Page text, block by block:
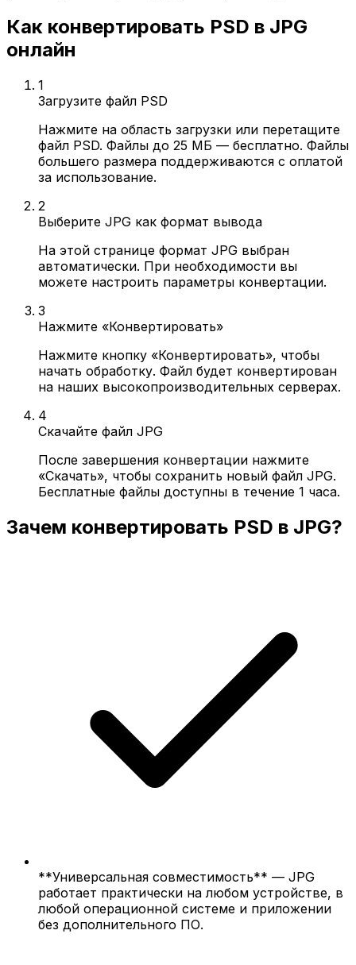
Как конвертировать PSD в JPG
онлайн
1
Загрузите файл PSD
Нажмите на область загрузки или перетащите
файл PSD. Файлы до 25 МБ — бесплатно. Файлы
большего размера поддерживаются с оплатой
за использование.
2
Выберите JPG как формат вывода
На этой странице формат JPG выбран
автоматически. При необходимости вы
можете настроить параметры конвертации.
3
Нажмите «Конвертировать»
Нажмите кнопку «Конвертировать», чтобы
начать обработку. Файл будет конвертирован
на наших высокопроизводительных серверах.
4
Скачайте файл JPG
После завершения конвертации нажмите
«Скачать», чтобы сохранить новый файл JPG.
Бесплатные файлы доступны в течение 1 часа.
Зачем конвертировать PSD в JPG?
**Универсальная совместимость** — JPG
работает практически на любом устройстве, в
любой операционной системе и приложении
без дополнительного ПО.